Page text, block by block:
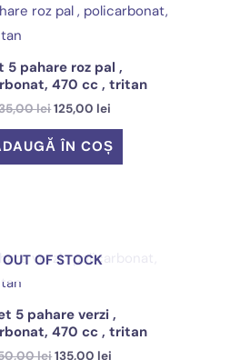
5 pahare roz pal ,
470 cc , tritan
leiPrețul
a
fost:
135,00 lei.
125,00 lei
este:
125,00 lei.
ÎN COȘ
OUT OF STOCK
5 pahare verzi ,
470 cc , tritan
leiPrețul
135,00 lei